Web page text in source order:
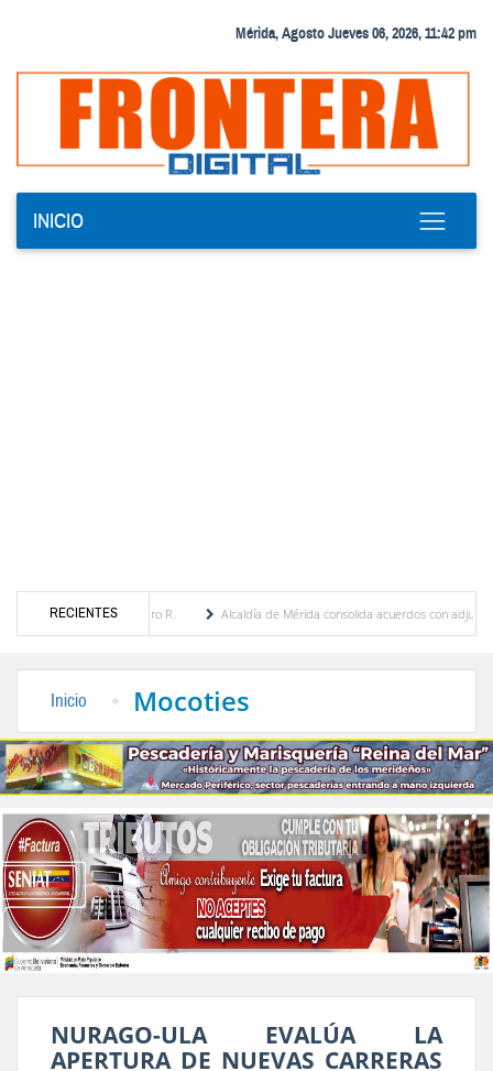
Mérida, Agosto Jueves 06, 2026, 11:42 pm
INICIO
RECIENTES
Cordero R.
Alcaldía de Mérida consolida acuerdos con adjudicatarios del
Inicio Mocoties
NURAGO-ULA EVALÚA LA
APERTURA DE NUEVAS CARRERAS